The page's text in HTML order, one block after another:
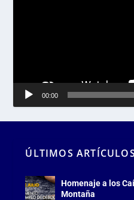
00:00
ÚLTIMOS ARTÍCULOS
Homenaje a los
Montaña